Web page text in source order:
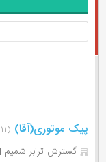
پیک موتوری(آقا) (۱۱ روز پیش)
گسترش ترابر شمیم | Gostaresh Tarabar Shamim